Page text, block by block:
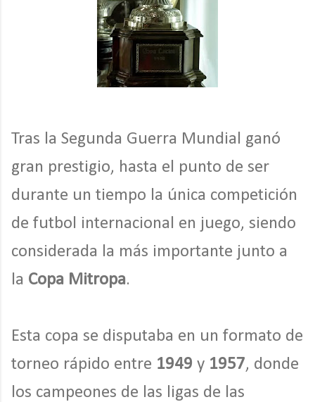
Tras la Segunda Guerra Mundial ganó
gran prestigio, hasta el punto de ser
durante un tiempo la única competición
de futbol internacional en juego, siendo
considerada la más importante junto a
la Copa Mitropa.
Esta copa se disputaba en un formato de
torneo rápido entre 1949 y 1957, donde
los campeones de las ligas de las